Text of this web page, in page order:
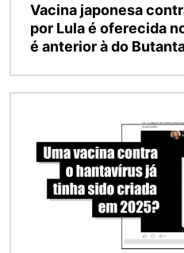
Vacina japonesa
por Lula é oferecida
é anterior à do